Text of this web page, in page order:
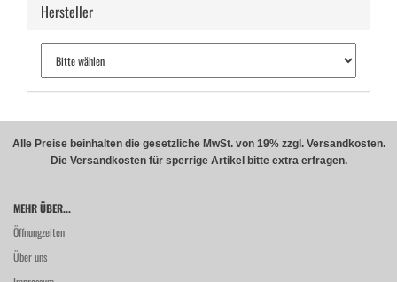
Hersteller
Alle Preise beinhalten die gesetzliche MwSt. von 19% zzgl. Versandkosten.
Die Versandkosten für sperrige Artikel bitte extra erfragen.
MEHR ÜBER...
Öffnungzeiten
Über uns